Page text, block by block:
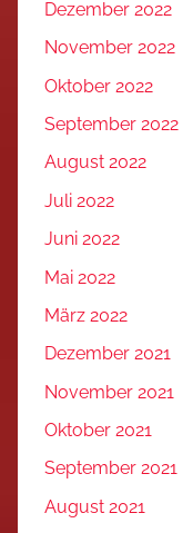
Dezember 2022
November 2022
Oktober 2022
September 2022
August 2022
Juli 2022
Juni 2022
Mai 2022
März 2022
Dezember 2021
November 2021
Oktober 2021
September 2021
August 2021